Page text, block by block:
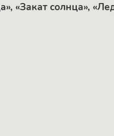
«Закат солнца»,